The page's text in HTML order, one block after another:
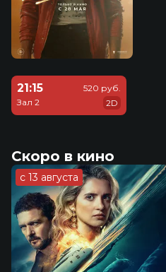
21:15
Зал 2
520 руб.
2D
Скоро в кино
с 13 августа